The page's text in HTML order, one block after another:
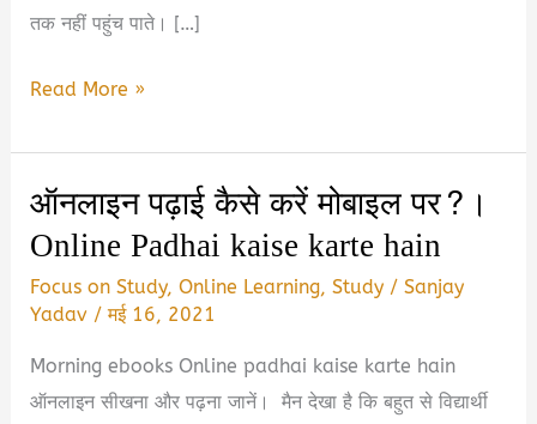
तक नहीं पहुंच पाते। […]
5
Books
for
Students
|
Student
को
Read More »
ऑनलाइन पढ़ाई कैसे करें मोबाइल पर?।
Online Padhai kaise karte hain
Focus on Study,Online Learning,Study /Sanjay
Yadav /मई 16, 2021
Morning ebooks Online padhai kaise karte hain
ऑनलाइन सीखना और पढ़ना जानें। मैन देखा है कि बहुत से विद्यार्थी